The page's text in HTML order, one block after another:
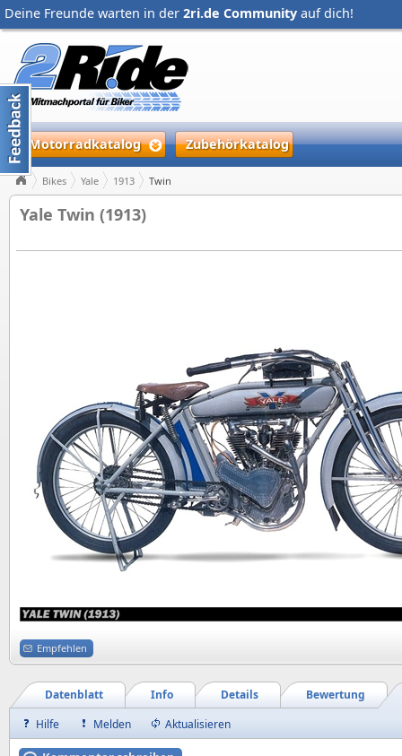
Deine Freunde warten in der 2ri.de Community auf dich!
Motorradkatalog Zubehörkatalog
Bikes Yale 1913 Twin
Yale Twin (1913)
Empfehlen
Bewertung
Details
Info
Datenblatt
Hilfe
Melden Aktualisieren